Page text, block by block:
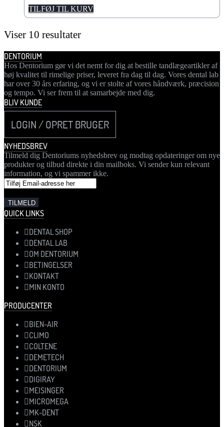
TILFØJ TIL KURV
Viser 10 resultater
DENTORIUM
Hos Dentorium gør vi det nemt for dig at bestille tandlægeartikler af
høj kvalitet til rimelige priser, leveret fra dag til dag. Vores dental lab
har over 30 års erfaring, og vi er stolte af vores håndværk, præcision
og tempo. Vi ser frem til at samarbejde med dig.
BLIV KUNDE
LOGIN / OPRET BRUGER
NYHEDSBREV
Tilmeld dig Dentoriums nyhedsbrev og modtag opdateringer om nye
produkter og tilbud direkte i din mailboks. Vi sender kun relevant
information, og vi spammer ikke.
QUICK LINKS
DENTAL SHOP
DENTAL LAB
OM DENTORIUM
BETINGELSER
KONTAKT
MIN KONTO
PRODUCENTER
BIEN-AIR
CLIMO
COLTENE
DEMETECH
DENTORIUM
DIGIRAY
MEISINGER
MICROMEGA
MK-DENT
NSK